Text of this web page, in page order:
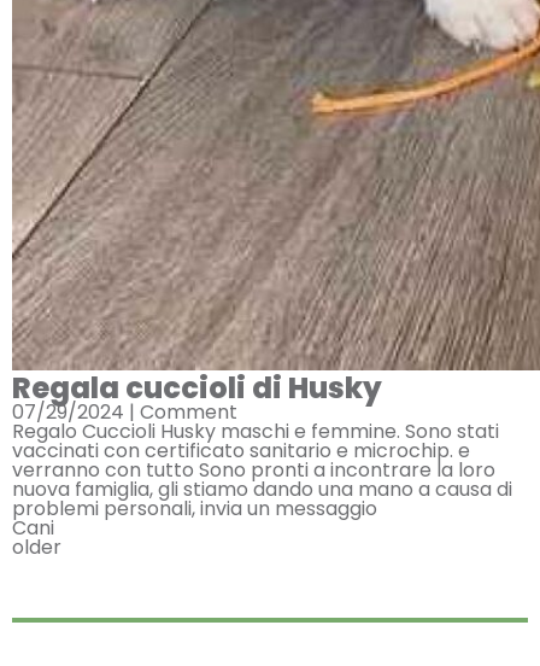
Regala cuccioli di Husky
07/29/2024 | Comment
Regalo Cuccioli Husky maschi e femmine. Sono stati
vaccinati con certificato sanitario e microchip. e
verranno con tutto Sono pronti a incontrare la loro
nuova famiglia, gli stiamo dando una mano a causa di
problemi personali, invia un messaggio
Cani
older